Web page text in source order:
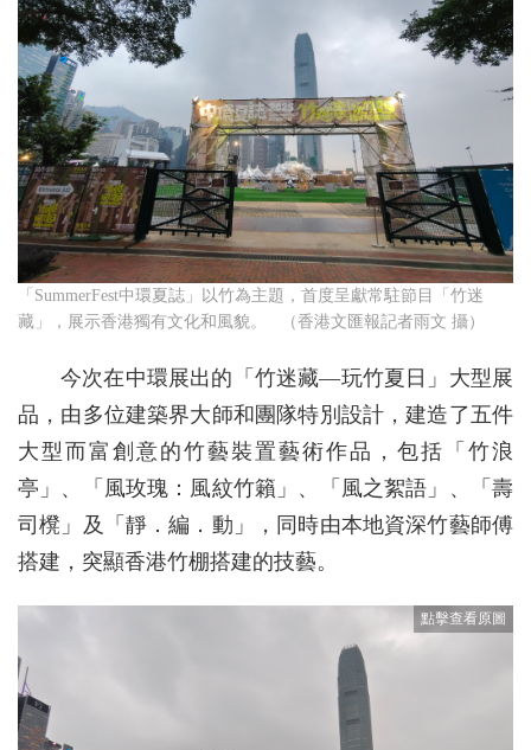
「SummerFest中環夏誌」以竹為主題，首度呈獻常駐節目「竹迷
藏」，展示香港獨有文化和風貌。 （香港文匯報記者雨文 攝）
今次在中環展出的「竹迷藏—玩竹夏日」大型展
品，由多位建築界大師和團隊特別設計，建造了五件
大型而富創意的竹藝裝置藝術作品，包括「竹浪
亭」、「風玫瑰：風紋竹籟」、「風之絮語」、「壽
司櫈」及「靜．編．動」，同時由本地資深竹藝師傅
搭建，突顯香港竹棚搭建的技藝。